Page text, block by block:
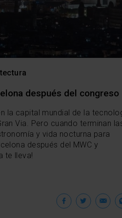
después del congreso
la capital mundial de la
Via. Pero cuando terminan
y vida nocturna para
después del MWC y
te lleva!